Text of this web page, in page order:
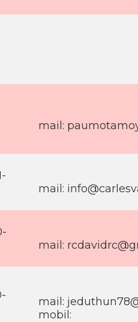
mail:
mail:
mail:
mail:
mobil: